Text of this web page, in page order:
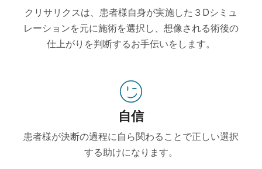
クリサリクスは、患者様自身が実施した３Dシミュ
レーションを元に施術を選択し、想像される術後の
仕上がりを判断するお手伝いをします。
自信
患者様が決断の過程に自ら関わることで正しい選択
する助けになります。